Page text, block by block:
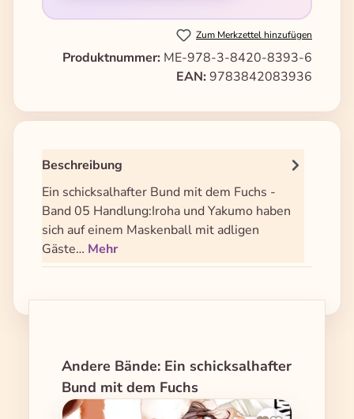
Zum Merkzettel hinzufügen
Produktnummer: ME-978-3-8420-8393-6
EAN: 9783842083936
Beschreibung
Ein schicksalhafter Bund mit dem Fuchs -
Band 05 Handlung:Iroha und Yakumo haben
sich auf einem Maskenball mit adligen
Gäste… Mehr
Produktgalerie überspringen
Andere Bände: Ein schicksalhafter
Bund mit dem Fuchs